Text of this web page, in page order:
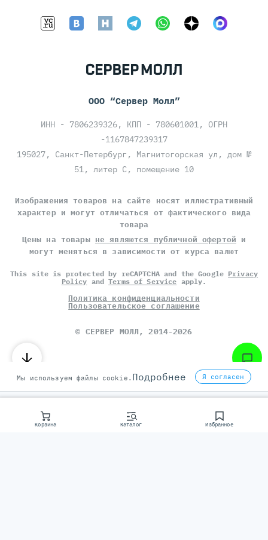
Корзина Каталог Избранное
ООО “Сервер Молл”
ИНН - 7806239326, КПП - 780601001, ОГРН
-1167847239317
195027, Санкт-Петербург, Магнитогорская ул, дом №
51, литер С, помещение 10
Изображения товаров на сайте носят иллюстративный
характер и могут отличаться от фактического вида
товара
Цены на товары не являются публичной офертой и
могут меняться в зависимости от курса валют
This site is protected by reCAPTCHA and the Google Privacy
Policy andTerms of Service apply.
Политика конфиденциальности
Пользовательское соглашение
© СЕРВЕР МОЛЛ, 2014-2026
Мы используем файлы cookie. Подробнее Я согласен